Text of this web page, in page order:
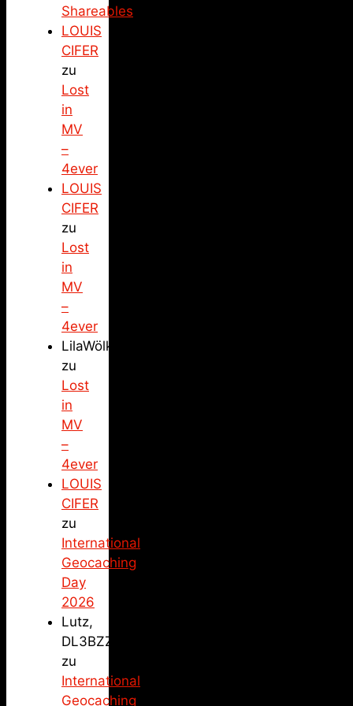
Shareables
LOUIS
CIFER
zu
Lost
in
MV
–
4ever
LOUIS
CIFER
zu
Lost
in
MV
–
4ever
LilaWölkchen
zu
Lost
in
MV
–
4ever
LOUIS
CIFER
zu
International
Geocaching
Day
2026
Lutz,
DL3BZZ
zu
International
Geocaching